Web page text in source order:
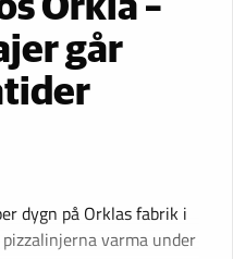
Orkla –
går
dygn på Orklas fabrik i
varma under